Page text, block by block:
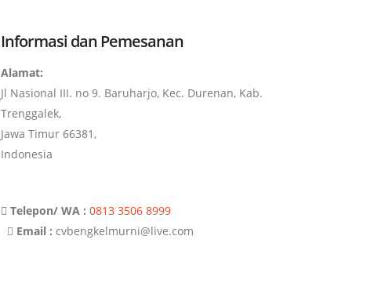
Informasi dan Pemesanan
Alamat:
Jl Nasional III. no 9. Baruharjo, Kec. Durenan, Kab.
Trenggalek,
Jawa Timur 66381,
Indonesia
Telepon/ WA : 0813 3506 8999
Email : cvbengkelmurni@live.com